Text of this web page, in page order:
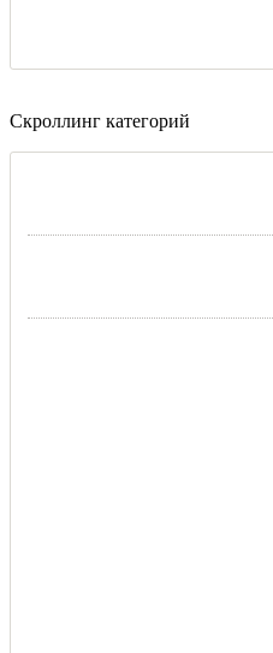
Скроллинг категорий